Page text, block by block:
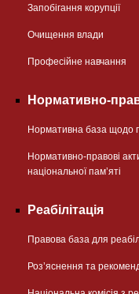
Запобігання корупції
Очищення влади
Професійне навчання
Нормативно-
Нормативна база щодо
Нормативно-правові
національної памʼяті
Реабілітація
Правова база для
Розʼяснення та